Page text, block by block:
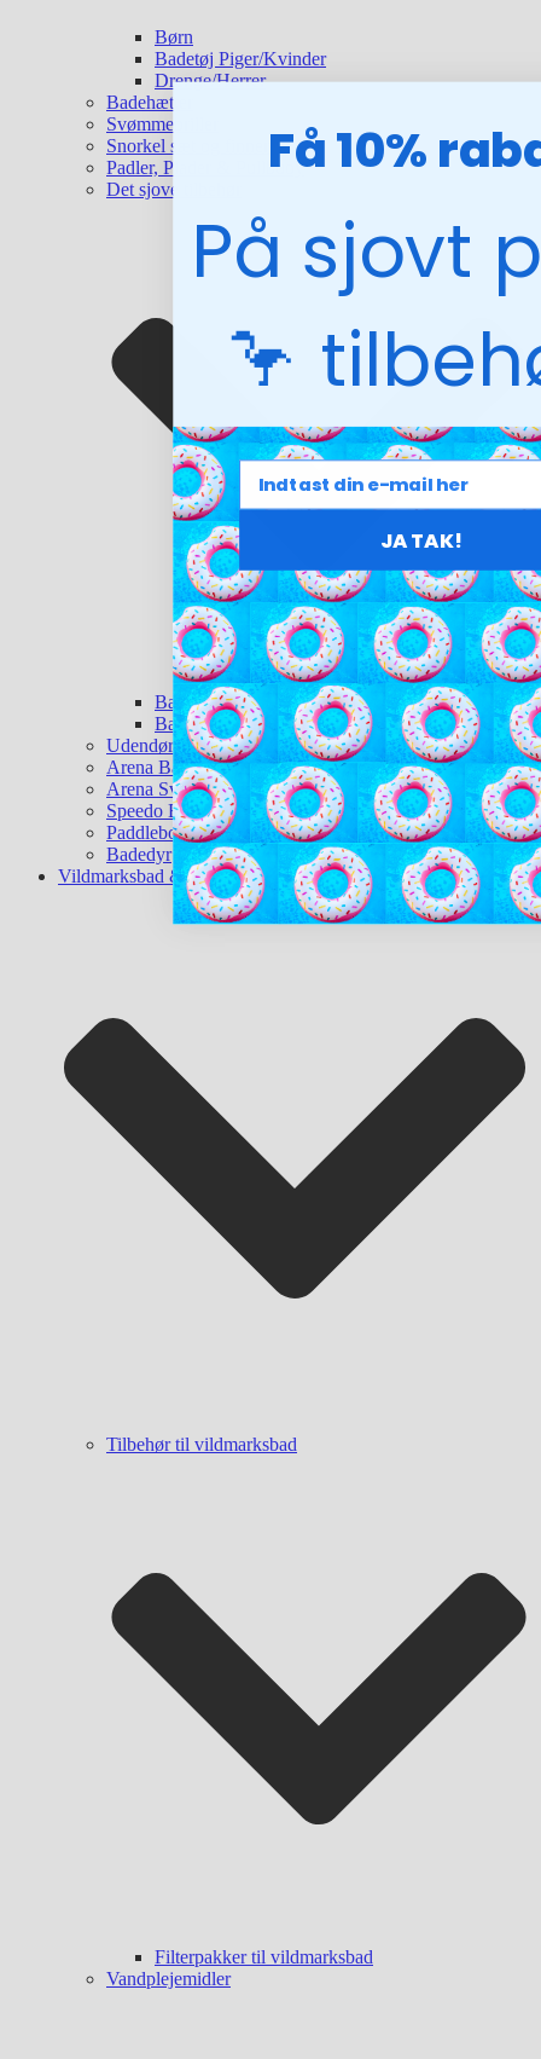
Børn
Badetøj Piger/Kvinder
Drenge/Herrer
Badehætter
Svømmebriller
Snorkel sæt og finner
Padler, Plader & Pullbuoy
Det sjove tilbehør
Badebolde
Baderinge
Udendørsbruser
Arena Badetøj
Arena Svømmeudstyr
Speedo Badetøj
Paddleboard
Badedyr
Vildmarksbad & Sauna
Tilbehør til vildmarksbad
Filterpakker til vildmarksbad
Vandplejemidler
Få 10%
På sjovt
🦩
JA TAK!